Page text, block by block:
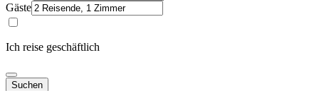
Gäste
Ich reise geschäftlich
Suchen